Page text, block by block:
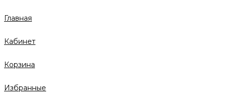
Главная
Кабинет
Корзина
Избранные